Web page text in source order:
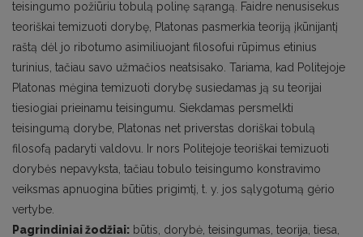
teisingumo požiūriu tobulą polinę sąrangą. Faidre nenusisekus
teoriškai temizuoti dorybę, Platonas pasmerkia teoriją įkūnijantį
raštą dėl jo ribotumo asimiliuojant filosofui rūpimus etinius
turinius, tačiau savo užmačios neatsisako. Tariama, kad Politejoje
Platonas mėgina temizuoti dorybę susiedamas ją su teorijai
tiesiogiai prieinamu teisingumu. Siekdamas persmelkti
teisingumą dorybe, Platonas net priverstas doriškai tobulą
filosofą padaryti valdovu. Ir nors Politejoje teoriškai temizuoti
dorybės nepavyksta, tačiau tobulo teisingumo konstravimo
veiksmas apnuogina būties prigimtį, t. y. jos sąlygotumą gėrio
vertybe.
Pagrindiniai žodžiai: būtis, dorybė, teisingumas, teorija, tiesa,